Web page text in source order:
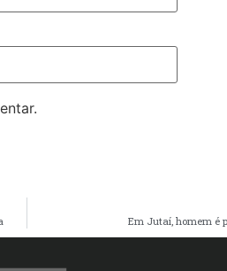
Em Jutaí, homem é